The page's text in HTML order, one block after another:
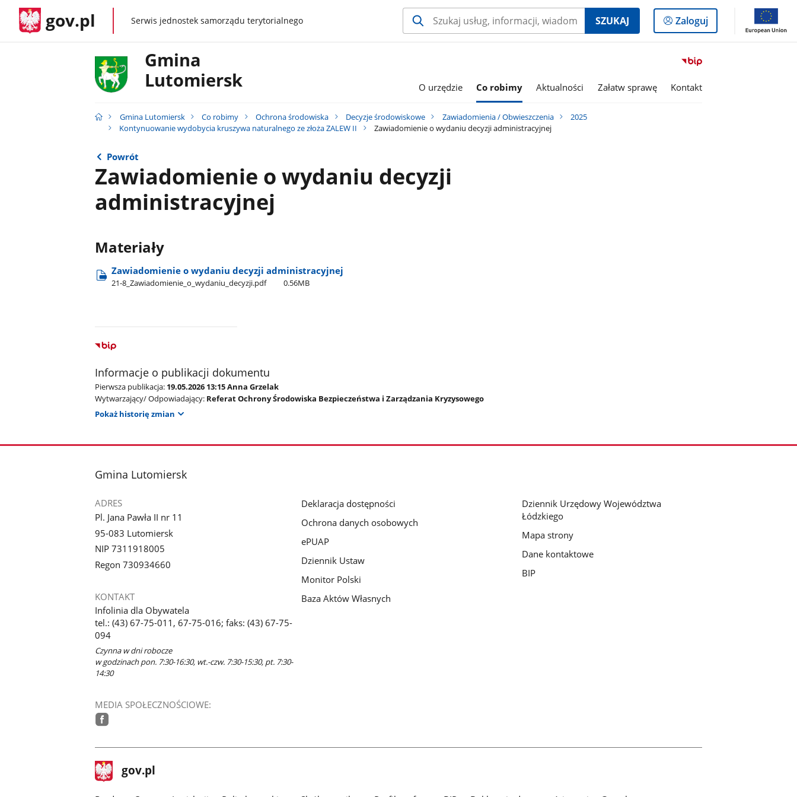
gov.pl gov.plSerwis jednostek samorządu terytorialnego SZUKAJ
Logowanie
do
Zaloguj
Przejdź
serwisu
Gmina
Lutomiersk
O urzędzie Co robimy Aktualności Załatw sprawę Kontakt
Gmina Lutomiersk Co robimy Ochrona środowiska Decyzje środowiskowe Zawiadomienia / Obwieszczenia
2025
Kontynuowanie wydobycia kruszywa naturalnego ze złoża ZALEW II
Zawiadomienie o wydaniu decyzji administracyjnej
Powrót
Zawiadomienie o wydaniu decyzji
administracyjnej
Materiały
Zawiadomienie o wydaniu decyzji administracyjnej
21-8​_Zawiadomienie​_o​_wydaniu​_decyzji.pdf 0.56MB
Informacje o publikacji dokumentu
Pierwsza publikacja: 19.05.2026 13:15 Anna Grzelak
Wytwarzający/ Odpowiadający: Referat Ochrony Środowiska Bezpieczeństwa i Zarządzania Kryzysowego
Pokaż historię zmian
stopka
Gmina Lutomiersk
ADRES
Pl. Jana Pawła II nr 11
95-083 Lutomiersk
NIP 7311918005
Regon 730934660
KONTAKT
Infolinia dla Obywatela
tel.: (43) 67-75-011, 67-75-016; faks: (43) 67-75-
094
Czynna w dni robocze
w godzinach pon. 7:30-16:30, wt.-czw. 7:30-15:30, pt. 7:30-
14:30
MEDIA SPOŁECZNOŚCIOWE:
Deklaracja dostępności
Ochrona danych osobowych
ePUAP
Dziennik Ustaw
Monitor Polski
Baza Aktów Własnych
Dziennik Urzędowy Województwa
Łódzkiego
Mapa strony
Dane kontaktowe
BIP
stopka
gov.pl Strona
gov.pl